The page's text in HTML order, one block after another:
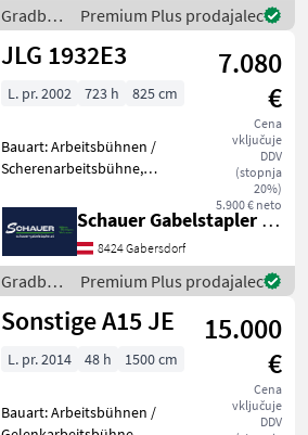
Bereifung vorne: Vollgummi
E
Gradbeni
stroji /
Genie
Premium Plus prodajalec
JLG 1932E3
7.080
€
Cena
vključuje
DDV
(stopnja
20%)
5.900 € neto
L. pr. 2002 723 h 825 cm
Bauart: Arbeitsbühnen /
Scherenarbeitsbühne,
5800mm, Bauhöhe:
2135mm, Batterie: Trojan
PzS 24V Zustand: Neu,
Bereifung vorne: Bandagen
Ein
Schauer Gabelstapler GmbH
8424 Gabersdorf
Gradbeni
stroji /
JLG
Premium Plus prodajalec
Sonstige A15 JE
15.000
€
Cena
vključuje
DDV
L. pr. 2014 48 h 1500 cm
Bauart: Arbeitsbühnen /